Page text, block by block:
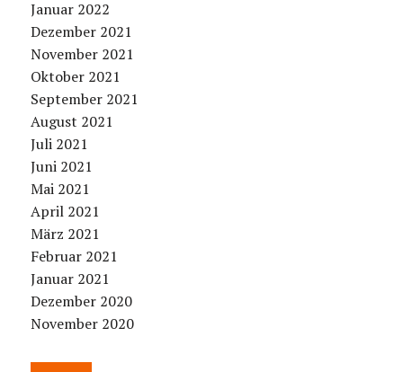
Januar 2022
Dezember 2021
November 2021
Oktober 2021
September 2021
August 2021
Juli 2021
Juni 2021
Mai 2021
April 2021
März 2021
Februar 2021
Januar 2021
Dezember 2020
November 2020